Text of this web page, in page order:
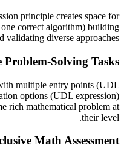
principle creates space for
correct algorithm) building
diverse approaches.
Problem-Solving Tasks
multiple entry points (UDL
options (UDL expression)
rich mathematical problem at
their level.
Math Assessment